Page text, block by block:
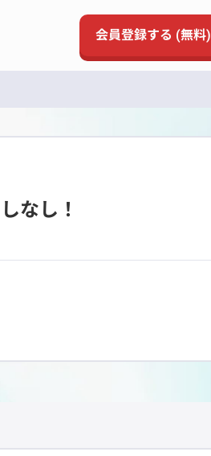
会員登録する (無料)
なし！